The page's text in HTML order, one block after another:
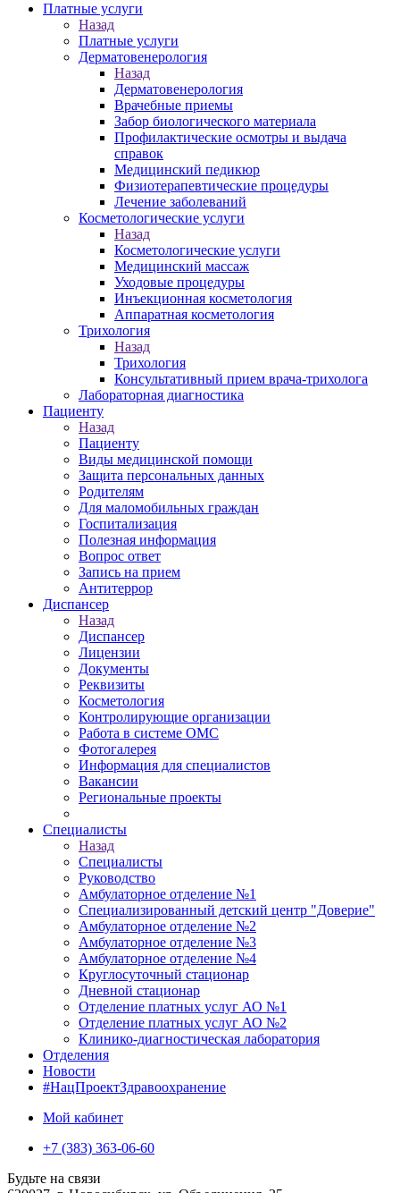
Платные услуги
Назад
Платные услуги
Дерматовенерология
Назад
Дерматовенерология
Врачебные приемы
Забор биологического материала
Профилактические осмотры и выдача
справок
Медицинский педикюр
Физиотерапевтические процедуры
Лечение заболеваний
Косметологические услуги
Назад
Косметологические услуги
Медицинский массаж
Уходовые процедуры
Инъекционная косметология
Аппаратная косметология
Трихология
Назад
Трихология
Консультативный прием врача-трихолога
Лабораторная диагностика
Пациенту
Назад
Пациенту
Виды медицинской помощи
Защита персональных данных
Родителям
Для маломобильных граждан
Госпитализация
Полезная информация
Вопрос ответ
Запись на прием
Антитеррор
Диспансер
Назад
Диспансер
Лицензии
Документы
Реквизиты
Косметология
Контролирующие организации
Работа в системе ОМС
Фотогалерея
Информация для специалистов
Вакансии
Региональные проекты
Специалисты
Назад
Специалисты
Руководство
Амбулаторное отделение №1
Специализированный детский центр "Доверие"
Амбулаторное отделение №2
Амбулаторное отделение №3
Амбулаторное отделение №4
Круглосуточный стационар
Дневной стационар
Отделение платных услуг АО №1
Отделение платных услуг АО №2
Клинико-диагностическая лаборатория
Отделения
Новости
#НацПроектЗдравоохранение
Мой кабинет
+7 (383) 363-06-60
Будьте на связи